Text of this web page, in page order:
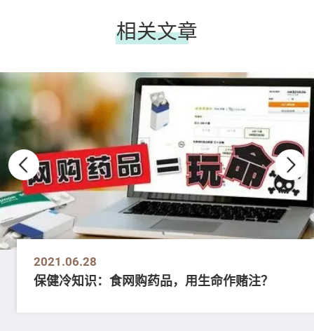
相关文章
2021.06.28
保健冷知识：食网购药品，用生命作赌注？